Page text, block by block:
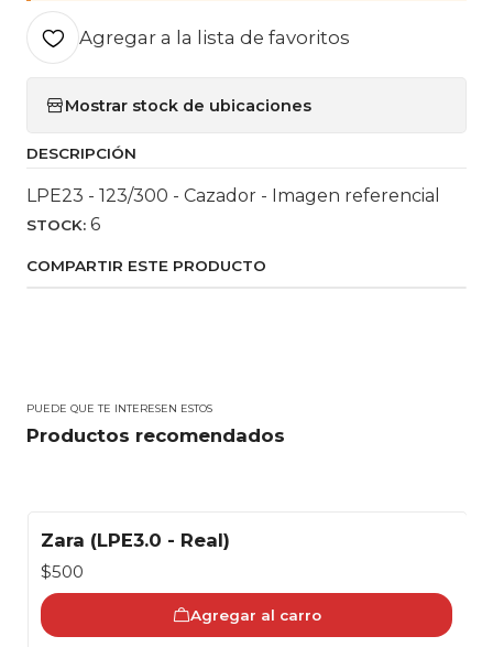
Agregar a la lista de favoritos
Mostrar stock de ubicaciones
DESCRIPCIÓN
LPE23 - 123/300 - Cazador - Imagen referencial
STOCK: 6
COMPARTIR ESTE PRODUCTO
PUEDE QUE TE INTERESEN ESTOS
Productos recomendados
Zara (LPE3.0 - Real)
$500
Agregar al carro